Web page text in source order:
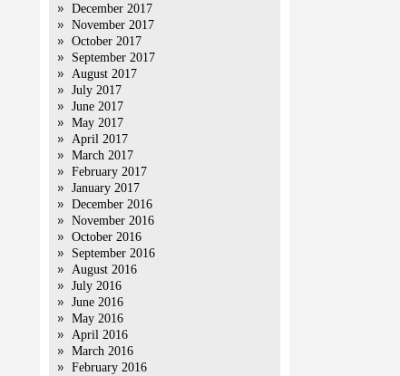
December 2017
November 2017
October 2017
September 2017
August 2017
July 2017
June 2017
May 2017
April 2017
March 2017
February 2017
January 2017
December 2016
November 2016
October 2016
September 2016
August 2016
July 2016
June 2016
May 2016
April 2016
March 2016
February 2016